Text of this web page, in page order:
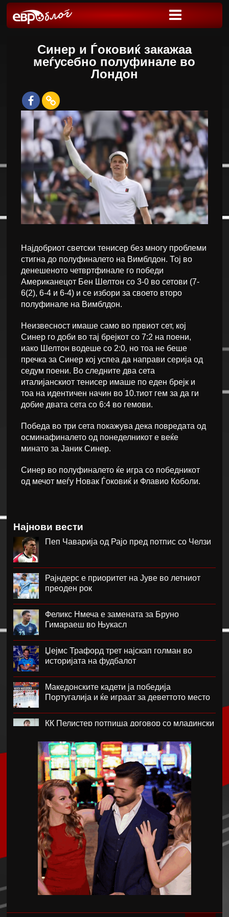
Синер и Ѓоковиќ закажаа
меѓусебно полуфинале во
Лондон
Најдобриот светски тенисер без многу проблеми
стигна до полуфиналето на Вимблдон. Тој во
денешеното четвртфинале го победи
Американецот Бен Шелтон со 3-0 во сетови (7-
6(2), 6-4 и 6-4) и се избори за своето второ
полуфинале на Вимблдон.
Неизвесност имаше само во првиот сет, кој
Синер го доби во тај брејкот со 7:2 на поени,
иако Шелтон водеше со 2:0, но тоа не беше
пречка за Синер кој успеа да направи серија од
седум поени. Во следните два сета
италијанскиот тенисер имаше по еден брејк и
тоа на идентичен начин во 10.тиот гем за да ги
добие двата сета со 6:4 во гемови.
Победа во три сета покажува дека повредата од
осминафиналето од понеделникот е веќе
минато за Јаник Синер.
Синер во полуфиналето ќе игра со победникот
од мечот меѓу Новак Ѓоковиќ и Флавио Коболи.
Најнови вести
Пеп Чаварија од Рајо пред потпис со Челзи
Рајндерс е приоритет на Јуве во летниот
преоден рок
Феликс Нмеча е замената за Бруно
Гимараеш во Њукасл
Џејмс Трафорд трет најскап голман во
историјата на фудбалот
Македонските кадети ја победија
Португалија и ќе играат за деветтото место
КК Пелистер потпиша договор со младински
Магнес Аклиуш официјално претставен во
Париз
Мики ван де Вен се согласи на нов договор
со Тотенхем
Лина Ѓорческа го заврши настапот во
Лајпциг
Барса и Сити почнаа преговори за Родри,
испратена и првата понуда